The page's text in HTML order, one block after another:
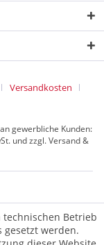
Versandkosten
gewerbliche Kunden:
und zzgl. Versand &
technischen Betrieb
werden.